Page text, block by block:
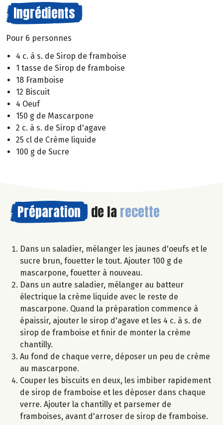
Ingrédients
Pour 6 personnes
4 c. à s. de Sirop de framboise
1 tasse de Sirop de framboise
18 Framboise
12 Biscuit
4 Oeuf
150 g de Mascarpone
2 c. à s. de Sirop d'agave
25 cl de Crème liquide
100 g de Sucre
Préparation de la recette
Dans un saladier, mélanger les jaunes d'oeufs et le
sucre brun, fouetter le tout. Ajouter 100 g de
mascarpone, fouetter à nouveau.
Dans un autre saladier, mélanger au batteur
électrique la crème liquide avec le reste de
mascarpone. Quand la préparation commence à
épaissir, ajouter le sirop d'agave et les 4 c. à s. de
sirop de framboise et finir de monter la crème
chantilly.
Au fond de chaque verre, déposer un peu de crème
au mascarpone.
Couper les biscuits en deux, les imbiber rapidement
de sirop de framboise et les déposer dans chaque
verre. Ajouter la chantilly et parsemer de
framboises, avant d'arroser de sirop de framboise.